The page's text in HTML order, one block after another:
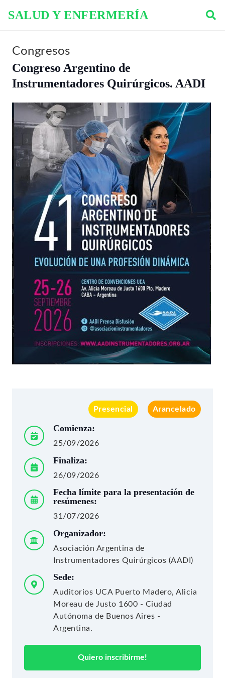
SALUD Y ENFERMERÍA
Congresos
Congreso Argentino de
Instrumentadores Quirúrgicos. AADI
Presencial Arancelado
Comienza:
25/09/2026
Finaliza:
26/09/2026
Fecha límite para la presentación de
resúmenes:
31/07/2026
Organizador:
Asociación Argentina de
Instrumentadores Quirúrgicos (AADI)
Sede:
Auditorios UCA Puerto Madero, Alicia
Moreau de Justo 1600 - Ciudad
Autónoma de Buenos Aires -
Argentina.
Quiero inscribirme!